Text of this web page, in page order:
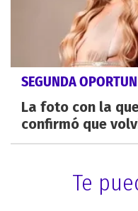
SEGUNDA
La foto con la
confirmó que
Te